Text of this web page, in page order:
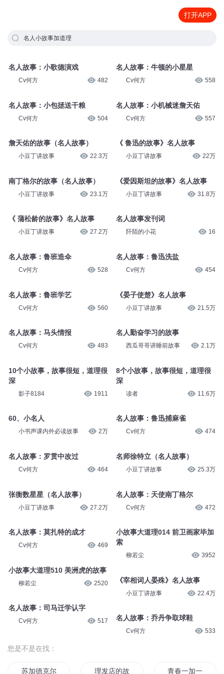
打开APP
名人小故事加道理
名人故事：小歌德演戏
Cv何方 482
名人故事：小包拯送干粮
Cv何方 504
詹天佑的故事（名人故事）
小豆丁讲故事 22.3万
南丁格尔的故事（名人故事）
小豆丁讲故事 23.1万
《 蒲松龄的故事》名人故事
小豆丁讲故事 27.2万
名人故事：鲁班造伞
Cv何方 528
名人故事：鲁班学艺
Cv何方 560
名人故事：马头情报
Cv何方 483
10个小故事，故事很短，道理很
深
影子8184 1911
60、小名人
小书声课内外必读故事 2万
名人故事：罗贯中改过
Cv何方 464
张衡数星星（名人故事）
小豆丁讲故事 27.2万
名人故事：莫扎特的成才
Cv何方 469
小故事大道理510 美洲虎的故事
柳若尘 2520
名人故事：司马迁学认字
Cv何方 517
名人故事：牛顿的小星星
Cv何方 558
名人故事：小机械迷詹天佑
Cv何方 557
《 鲁迅的故事》名人故事
小豆丁讲故事 22万
《爱因斯坦的故事》名人故事
小豆丁讲故事 31.8万
名人故事发刊词
阡陌的小花 16
名人故事：鲁迅洗盐
Cv何方 454
《晏子使楚》名人故事
小豆丁讲故事 21.5万
名人勤奋学习的故事
西瓜哥哥讲睡前故事 2.1万
8个小故事，故事很短，道理很
深
读者 11.6万
名人故事：鲁迅捕麻雀
Cv何方 474
名师徐特立（名人故事）
小豆丁讲故事 25.3万
名人故事：天使南丁格尔
Cv何方 472
小故事大道理014 前卫画家毕加
索
柳若尘 3952
《宰相词人晏殊》名人故事
小豆丁讲故事 22.4万
名人故事：乔丹争取球鞋
Cv何方 533
您是不是在找：
苏加德克尔的故事集 理发店的故事 青春一加一